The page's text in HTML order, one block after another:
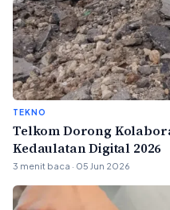
TEKNO
Telkom Dorong
Kedaulatan Digital 2026
3 menit baca · 05 Jun 2026